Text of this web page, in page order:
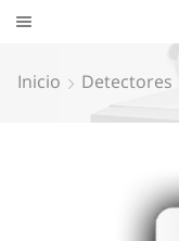
Inicio Detectores